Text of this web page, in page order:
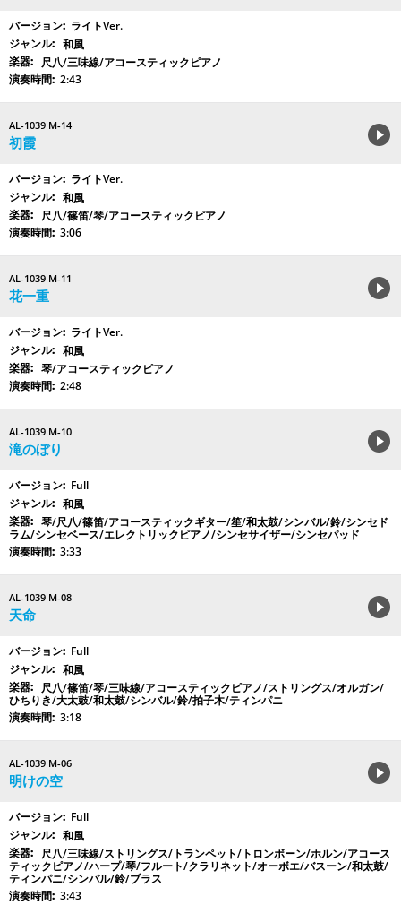
ライトVer.
和風
尺八/三味線/アコースティックピアノ
2:43
AL-1039 M-14
初霞
ライトVer.
和風
尺八/篠笛/琴/アコースティックピアノ
3:06
AL-1039 M-11
花一重
ライトVer.
和風
琴/アコースティックピアノ
2:48
AL-1039 M-10
滝のぼり
Full
和風
琴/尺八/篠笛/アコースティックギター/笙/和太鼓/シンバル/鈴/シンセド
ラム/シンセベース/エレクトリックピアノ/シンセサイザー/シンセパッド
3:33
AL-1039 M-08
天命
Full
和風
尺八/篠笛/琴/三味線/アコースティックピアノ/ストリングス/オルガン/
ひちりき/大太鼓/和太鼓/シンバル/鈴/拍子木/ティンパニ
3:18
AL-1039 M-06
明けの空
Full
和風
尺八/三味線/ストリングス/トランペット/トロンボーン/ホルン/アコース
ティックピアノ/ハープ/琴/フルート/クラリネット/オーボエ/バスーン/和太鼓/
ティンパニ/シンバル/鈴/ブラス
3:43